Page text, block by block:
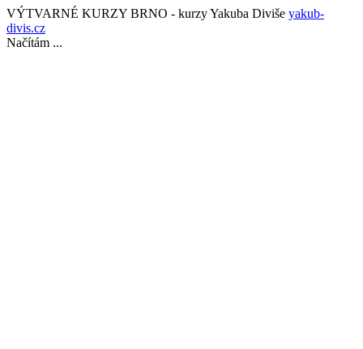
VÝTVARNÉ KURZY BRNO - kurzy Yakuba Diviše yakub-
divis.cz
Načítám ...